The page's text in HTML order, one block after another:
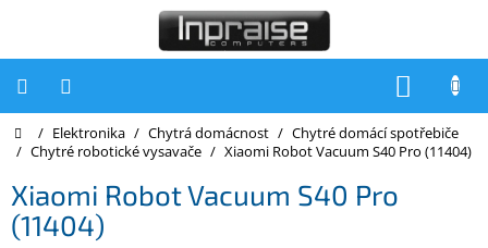
Počítače
Inpraise
Notebooky
Domů
/ Elektronika / Chytrá domácnost / Chytré domácí spotřebiče
/ Chytré robotické vysavače / Xiaomi Robot Vacuum S40 Pro (11404)
Xiaomi Robot Vacuum S40 Pro
(11404)